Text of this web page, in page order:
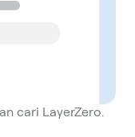
cari LayerZero.